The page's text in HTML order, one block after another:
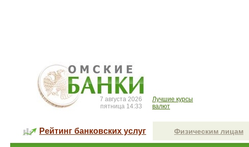
7 августа 2026
пятница 14:33
Лучшие курсы
валют
Рейтинг банковских услуг Физическим лицам